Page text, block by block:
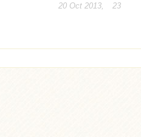
20 Oct 2013, 23